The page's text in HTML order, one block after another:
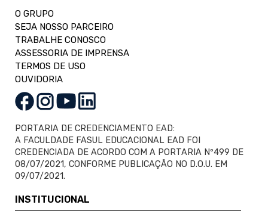
O GRUPO
SEJA NOSSO PARCEIRO
TRABALHE CONOSCO
ASSESSORIA DE IMPRENSA
TERMOS DE USO
OUVIDORIA
PORTARIA DE CREDENCIAMENTO EAD:
A FACULDADE FASUL EDUCACIONAL EAD FOI
CREDENCIADA DE ACORDO COM A PORTARIA Nº499 DE
08/07/2021, CONFORME PUBLICAÇÃO NO D.O.U. EM
09/07/2021.
INSTITUCIONAL